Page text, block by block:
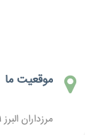
موقعیت ما
مرزداران البرز ۱ پلاک ۲۶ واحد ۹